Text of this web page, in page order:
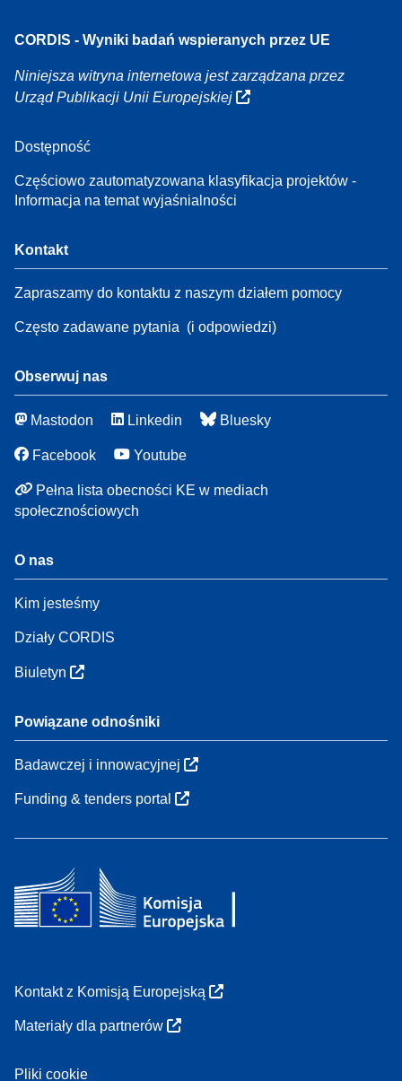
CORDIS - Wyniki badań wspieranych przez UE
Niniejsza witryna internetowa jest zarządzana przez
Urząd Publikacji Unii Europejskiej
Dostępność
Częściowo zautomatyzowana klasyfikacja projektów -
Informacja na temat wyjaśnialności
Kontakt
Zapraszamy do kontaktu z naszym działem pomocy
Często zadawane pytania (i odpowiedzi)
Obserwuj nas
Mastodon Linkedin Bluesky
Facebook Youtube
Pełna lista obecności KE w mediach
społecznościowych
O nas
Kim jesteśmy
Działy CORDIS
Biuletyn
Powiązane odnośniki
Badawczej i innowacyjnej
Funding & tenders portal
Kontakt z Komisją Europejską
Materiały dla partnerów
Pliki cookie